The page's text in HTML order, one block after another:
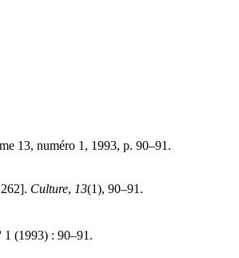
13, numéro 1, 1993, p. 90–91.
Culture, 13(1), 90–91.
1 (1993) : 90–91.